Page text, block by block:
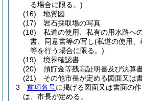
る場合に限る。)
(16)
地質図
(17)
岩石採取場の写真
(18)
私道の使用、私有の用水路へ
書、同意書等の写し(私道の使用、
等を行う場合に限る。)
(19)
境界確認書
(20)
預貯金等残高証明書及び決算
(21)
その他市長が定める図面又は
3
前項各号に掲げる図面又は書面の
は、市長が定める。